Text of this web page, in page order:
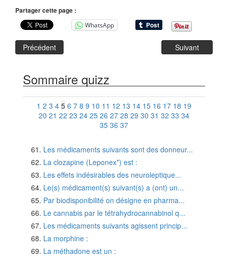
Partager cette page :
WhatsApp
Précédent Suivant
Sommaire quizz
1 2 3 4 5 6 7 8 9 10 11 12 13 14 15 16 17 18 19
20 21 22 23 24 25 26 27 28 29 30 31 32 33 34
35 36 37
Les médicaments suivants sont des donneur...
La clozapine (Leponex*) est :
Les effets indésirables des neuroleptique...
Le(s) médicament(s) suivant(s) a (ont) un...
Par biodisponibilité on désigne en pharma...
Le cannabis par le tétrahydrocannabinol q...
Les médicaments suivants agissent princip...
La morphine :
La méthadone est un :